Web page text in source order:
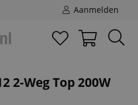
Aanmelden
2-Weg Top 200W